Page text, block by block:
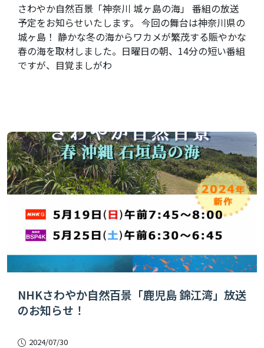
さわやか自然百景「神奈川 城ヶ島の海」 番組の放送
予定をお知らせいたします。 今回の舞台は神奈川県の
城ヶ島！ 静かな冬の海からワカメが繁茂する賑やかな
春の海を取材しました。日曜日の朝、14分の短い番組
ですが、目覚ましがわ
NHKさわやか自然百景「鹿児島 錦江湾」放送
のお知らせ！
2024/07/30